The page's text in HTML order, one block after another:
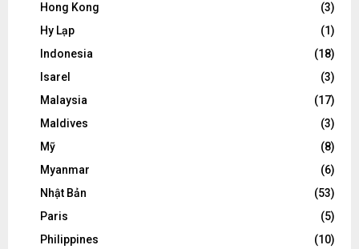
Hong Kong
(3)
Hy Lạp
(1)
Indonesia
(18)
Isarel
(3)
Malaysia
(17)
Maldives
(3)
Mỹ
(8)
Myanmar
(6)
Nhật Bản
(53)
Paris
(5)
Philippines
(10)